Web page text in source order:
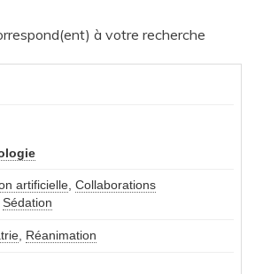
à votre recherche
artificielle, Collaborations
Sédation
, Réanimation